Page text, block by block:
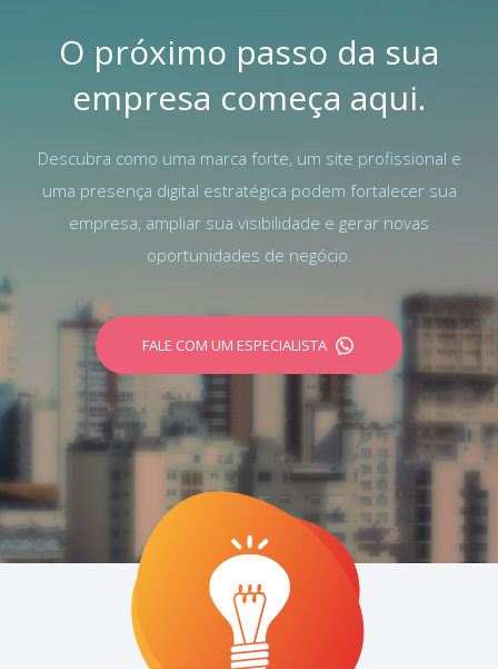
O próximo passo da sua
empresa começa aqui.
Descubra como uma marca forte, um site profissional e
uma presença digital estratégica podem fortalecer sua
empresa, ampliar sua visibilidade e gerar novas
oportunidades de negócio.
FALE COM UM ESPECIALISTA